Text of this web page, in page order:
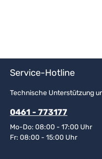
Service-Hotline
Technische Unterstützung
0461 - 773177
Mo-Do: 08:00 - 17:00 Uhr
Fr: 08:00 - 15:00 Uhr